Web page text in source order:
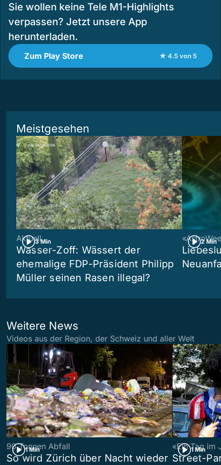
Sie wollen keine Tele M1-Highlights
verpassen? Jetzt unsere App
herunterladen.
Zum Play Store ★ 4.5 von 5
Meistgesehen
3 Min
Aktuell
Wasser-Zoff: Wässert der
ehemalige FDP-Präsident Philipp
Müller seinen Rasen illegal?
2 Min
Weitere News
Videos aus der Region, der Schweiz und aller Welt
1 Min
90 Tonnen Abfall
So wird Zürich über Nacht wieder
1 Min
«Ein Tag im
Street-